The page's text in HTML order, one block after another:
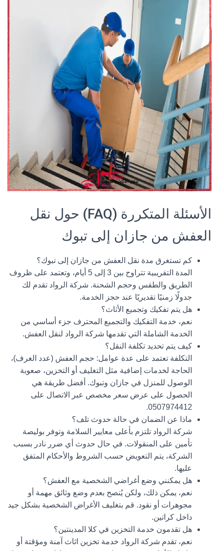
الأسئلة المتكررة (FAQ) حول نقل
العفش من جازان إلى تبوك
كم تستغرق مدة نقل العفش من جازان إلى تبوك؟
المدة التقريبية تتراوح بين 3 إلى 5 أيام، وتعتمد على ظروف
الطريق والطقس وحجم الشحنة. شركة الرواد تقدم لك
جدولًا زمنيًا تقديريًا عند حجز الخدمة.
هل يتم تفكيك وتجميع الأثاث؟
نعم، خدمة التفكيك والتجميع المحترف جزء أساسي من
الخدمة الشاملة التي تقدمها شركة الرواد لنقل العفش.
كيف يتم تحديد تكلفة النقل؟
التكلفة تعتمد على عدة عوامل: حجم العفش (عدد الغرف)،
الحاجة لخدمات إضافية مثل التغليف أو التخزين، صعوبة
الوصول للمنزل في جازان وتبوك. أفضل طريقة هي
الحصول على عرض سعر مخصص عبر الاتصال على
0507974412
.
ماذا عن الضمان في حالة حدوث تلف؟
شركة الرواد تلتزم بأعلى معايير السلامة وتوفر بوليصة
تأمين على المنقولات. في حال حدوث أي ضرر نادر بسبب
الشركة، يتم التعويض حسب الشروط والأحكام المتفق
عليها.
هل يمكنني وضع أغراضي الشخصية مع العفش؟
نعم، يمكن ذلك، ولكن يُنصح بعدم وضع وثائق مهمة أو
مجوهرات أو نقود. قم بتغليف الأغراض الشخصية بشكل جيد
داخل كراتين.
هل تقدمون خدمة التخزين في كلا المدينتين؟
نعم، تقدم شركة الرواد خدمة تخزين اثاث آمنة ومؤقتة أو